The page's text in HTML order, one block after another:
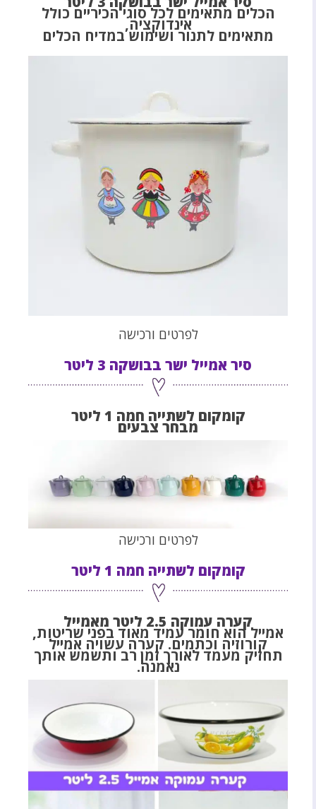
הכלים מתאימים לכל סוגי הכיריים כולל
אינדוקציה,
מתאימים לתנור ושימוש במדיח הכלים
לפרטים ורכישה
סיר אמייל ישר בבושקה 3 ליטר
קומקום לשתייה חמה 1 ליטר
מבחר צבעים
לפרטים ורכישה
קומקום לשתייה חמה 1 ליטר
קערה עמוקה 2.5 ליטר מאמייל
אמייל הוא חומר עמיד מאוד בפני שריטות,
קורוזיה וכתמים. קערה עשויה אמייל
תחזיק מעמד לאורך זמן רב ותשמש אותך
נאמנה.